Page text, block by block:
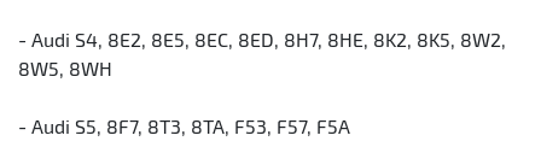
- Audi S4, 8E2, 8E5, 8EC, 8ED, 8H7, 8HE, 8K2, 8K5, 8W2,
8W5, 8WH
- Audi S5, 8F7, 8T3, 8TA, F53, F57, F5A